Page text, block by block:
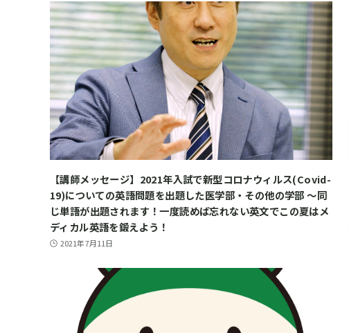
【講師メッセージ】2021年入試で新型コロナウィルス(Covid-
19)についての英語問題を出題した医学部・その他の学部 ～同
じ単語が出題されます！一度読めば忘れない英文でこの夏はメ
ディカル英語を鍛えよう！
2021年7月11日